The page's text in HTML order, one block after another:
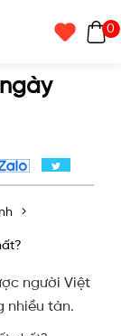
0
người Việt
nhiều tàn.